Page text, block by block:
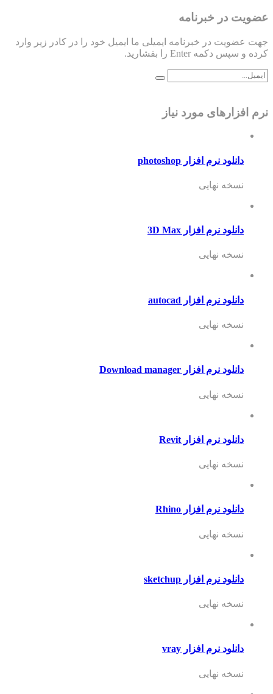
عضویت در خبرنامه
جهت عضویت در خبرنامه ایمیلی ما ایمیل خود را در کادر زیر وارد
کرده و سپس دکمه Enter را بفشارید.
نرم افزارهای مورد نیاز
دانلود نرم افزار photoshop
نسخه نهایی
دانلود نرم افزار 3D Max
نسخه نهایی
دانلود نرم افزار autocad
نسخه نهایی
دانلود نرم افزار Download manager
نسخه نهایی
دانلود نرم افزار Revit
نسخه نهایی
دانلود نرم افزار Rhino
نسخه نهایی
دانلود نرم افزار sketchup
نسخه نهایی
دانلود نرم افزار vray
نسخه نهایی